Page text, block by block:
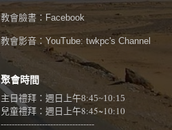
教會臉書： Facebook
教會影音：YouTube: twkpc's Channel
聚會時間
主日禮拜：週日上午8:45~10:15
兒童禮拜：週日上午8:45~10:10
----------------------------------